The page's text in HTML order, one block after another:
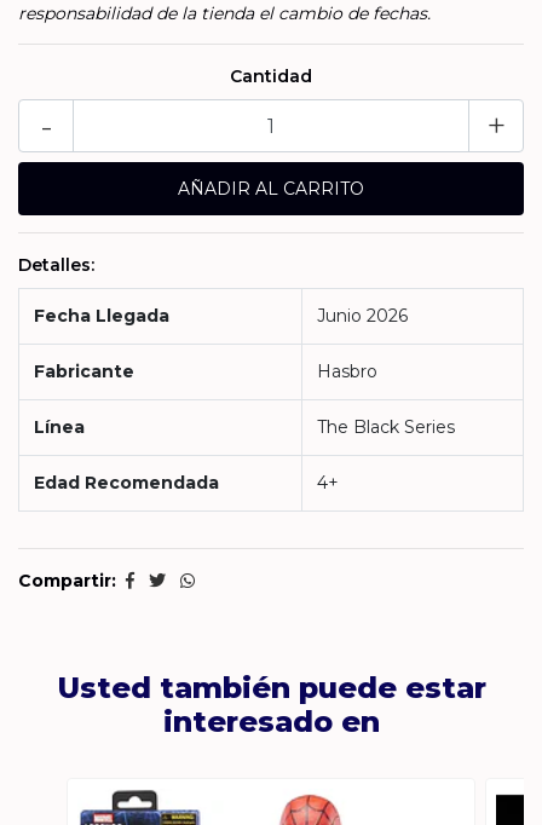
responsabilidad de la tienda el cambio de fechas.
Cantidad
+
-
Detalles:
Fecha Llegada Junio 2026
Fabricante Hasbro
Línea The Black Series
Edad Recomendada 4+
Compartir:
Usted también puede estar
interesado en